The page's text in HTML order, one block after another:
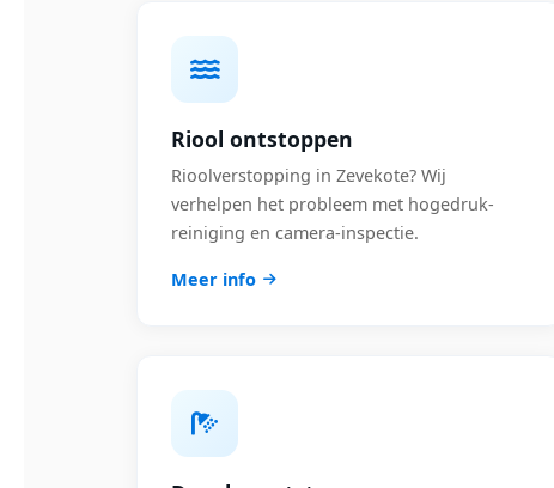
Riool ontstoppen
Rioolverstopping in Zevekote? Wij
verhelpen het probleem met hogedruk-
reiniging en camera-inspectie.
Meer info